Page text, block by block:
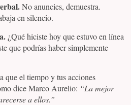
No anuncies, demuestra.
en silencio.
¿Qué hiciste hoy que estuvo en línea
que podrías haber simplemente
que el tiempo y tus acciones
dice Marco Aurelio: “La mejor
a ellos.”